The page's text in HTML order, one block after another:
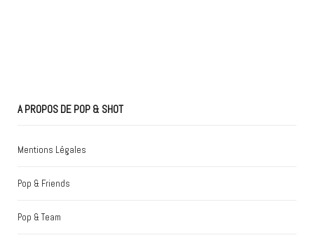
A PROPOS DE POP & SHOT
Mentions Légales
Pop & Friends
Pop & Team